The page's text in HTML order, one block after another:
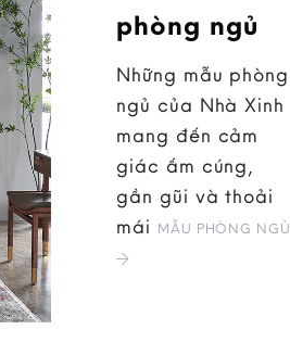
phòng ngủ
Những mẫu phòng
ngủ của Nhà Xinh
mang đến cảm
giác ấm cúng,
gần gũi và thoải
mái MẪU PHÒNG NGỦ